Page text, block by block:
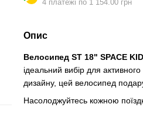
4 платежі по 1 154.00 грн
Опис
Велосипед ST 18" SPACE
ідеальний вибір для
дизайну, цей велосипед
Насолоджуйтесь кожною